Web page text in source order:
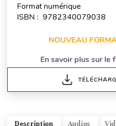
Format numérique
ISBN : 9782340079038
NOUVEAU
En savoir plus sur le
Audios
Description